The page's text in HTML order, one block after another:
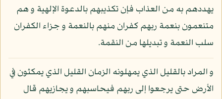
يهددهم به من العذاب فإن تكذيبهم بالدعوة الإلهية و هم
متنعمون بنعمة ربهم كفران منهم بالنعمة و جزاء الكفران
سلب النعمة و تبديلها من النقمة.
و المراد بالقليل الذي يمهلونه الزمان القليل الذي يمكثون في
الأرض حتى يرجعوا إلى ربهم فيحاسبهم و يجازيهم قال